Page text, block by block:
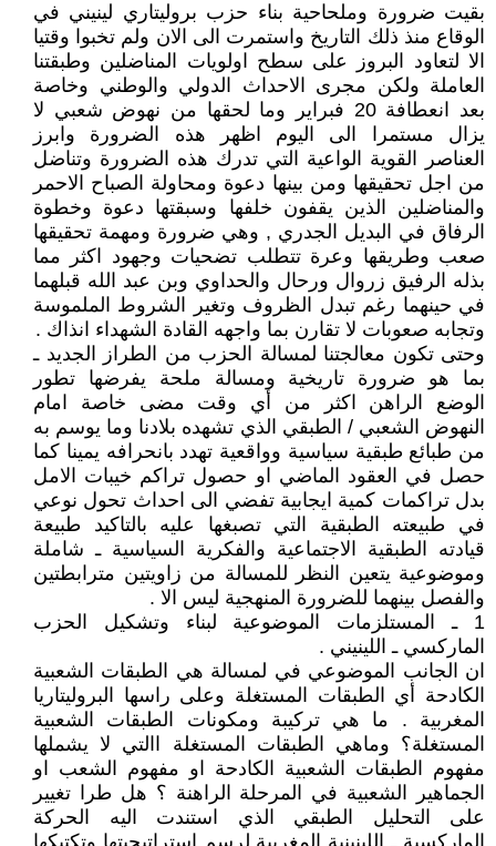
بقيت ضرورة وملحاحية بناء حزب بروليتاري لينيني في
الوقاع منذ ذلك التاريخ واستمرت الى الان ولم تخبوا وقتيا
الا لتعاود البروز على سطح اولويات المناضلين وطبقتنا
العاملة ولكن مجرى الاحداث الدولي والوطني وخاصة
بعد انعطافة 20 فبراير وما لحقها من نهوض شعبي لا
يزال مستمرا الى اليوم اظهر هذه الضرورة وابرز
العناصر القوية الواعية التي تدرك هذه الضرورة وتناضل
من اجل تحقيقها ومن بينها دعوة ومحاولة الصباح الاحمر
والمناضلين الذين يقفون خلفها وسبقتها دعوة وخطوة
الرفاق في البديل الجدري , وهي ضرورة ومهمة تحقيقها
صعب وطريقها وعرة تتطلب تضحيات وجهود اكثر مما
بذله الرفيق زروال ورحال والحداوي وبن عبد الله قبلهما
في حينهما رغم تبدل الظروف وتغير الشروط الملموسة
وتجابه صعوبات لا تقارن بما واجهه القادة الشهداء انذاك .
وحتى تكون معالجتنا لمسالة الحزب من الطراز الجديد ـ
بما هو ضرورة تاريخية ومسالة ملحة يفرضها تطور
الوضع الراهن اكثر من أي وقت مضى خاصة امام
النهوض الشعبي / الطبقي الذي تشهده بلادنا وما يوسم به
من طبائع طبقية سياسية وواقعية تهدد بانحرافه يمينا كما
حصل في العقود الماضي او حصول تراكم خيبات الامل
بدل تراكمات كمية ايجابية تفضي الى احداث تحول نوعي
في طبيعته الطبقية التي تصبغها عليه بالتاكيد طبيعة
قيادته الطبقية الاجتماعية والفكرية السياسية ـ شاملة
وموضوعية يتعين النظر للمسالة من زاويتين مترابطتين
والفصل بينهما للضرورة المنهجية ليس الا .
1 ـ المستلزمات الموضوعية لبناء وتشكيل الحزب
الماركسي ـ اللينيني .
ان الجانب الموضوعي في لمسالة هي الطبقات الشعبية
الكادحة أي الطبقات المستغلة وعلى راسها البروليتاريا
المغربية . ما هي تركيبة ومكونات الطبقات الشعبية
المستغلة؟ وماهي الطبقات المستغلة االتي لا يشملها
مفهوم الطبقات الشعبية الكادحة او مفهوم الشعب او
الجماهير الشعبية في المرحلة الراهنة ؟ هل طرا تغيير
على التحليل الطبقي الذي استندت اليه الحركة